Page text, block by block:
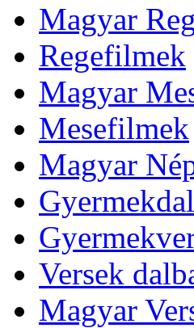
Magyar
Regefilmek
Magyar
Mesefilmek
Magyar
Versek
Magyar